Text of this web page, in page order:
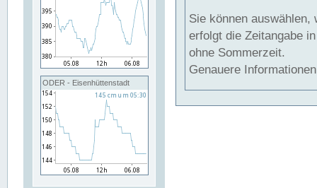
ODER - Eisenhüttenstadt
Sie können auswählen,
erfolgt die Zeitangabe
ohne Sommerzeit.
Genauere